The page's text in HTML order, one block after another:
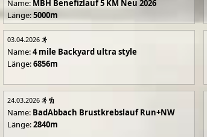
Name: MBH Benefizlauf 5 KM Neu 2026
Länge:5000m
03.04.2026
Name:4 mile Backyard ultra style
Länge:6856m
24.03.2026
Name: BadAbbach Brustkrebslauf Run+NW
Länge:2840m